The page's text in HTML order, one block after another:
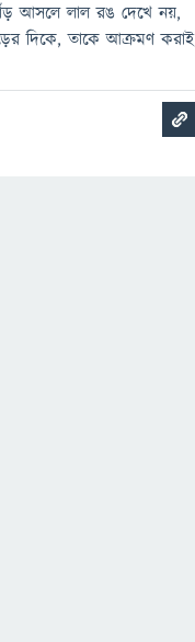
আসলে লাল রঙ দেখে নয়,
দিকে, তাকে আক্রমণ করাই